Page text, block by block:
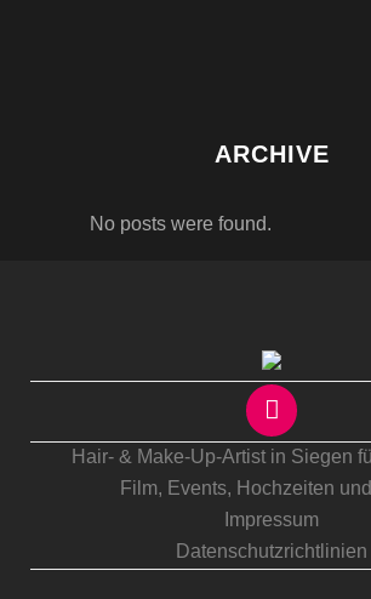
ARCHIVE
No posts were found.
Hair- & Make-Up-Artist in Siegen
Film, Events, Hochzeiten
Impressum
Datenschutzrichtlinien